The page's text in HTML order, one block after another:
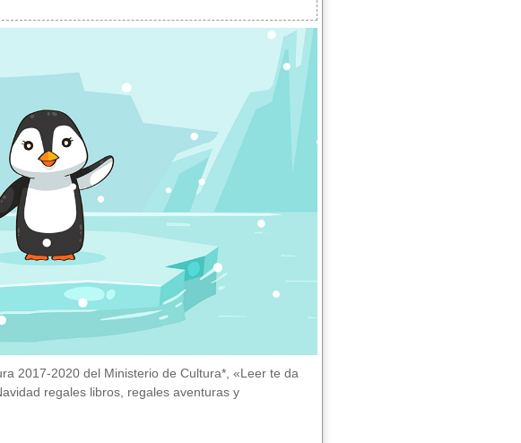
2017-2020 del Ministerio de Cultura*, «Leer te da
regales libros, regales aventuras y